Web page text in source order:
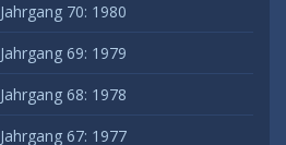
Jahrgang 70: 1980
Jahrgang 69: 1979
Jahrgang 68: 1978
Jahrgang 67: 1977